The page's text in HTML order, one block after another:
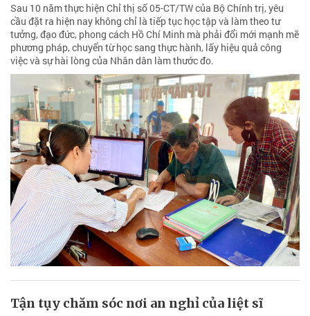
Sau 10 năm thực hiện Chỉ thị số 05-CT/TW của Bộ Chính trị, yêu
cầu đặt ra hiện nay không chỉ là tiếp tục học tập và làm theo tư
tưởng, đạo đức, phong cách Hồ Chí Minh mà phải đổi mới mạnh mẽ
phương pháp, chuyển từ học sang thực hành, lấy hiệu quả công
việc và sự hài lòng của Nhân dân làm thước đo.
Tận tụy chăm sóc nơi an nghỉ của liệt sĩ